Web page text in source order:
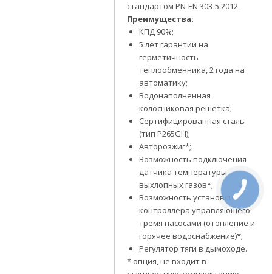
стандартом PN-EN 303-5:2012.
Преимущества:
КПД 90%;
5 лет гарантии на
герметичность
теплообменника, 2 года на
автоматику;
Водонаполненная
колосниковая решётка;
Сертифицированная сталь
(тип P265GH);
Авторозжиг*;
Возможность подключения
датчика температуры
выхлопных газов*;
Возможность установки
контроллера управляющего
тремя насосами (отопление и
горячее водоснабжение)*;
Регулятор тяги в дымоходе.
* опция, не входит в